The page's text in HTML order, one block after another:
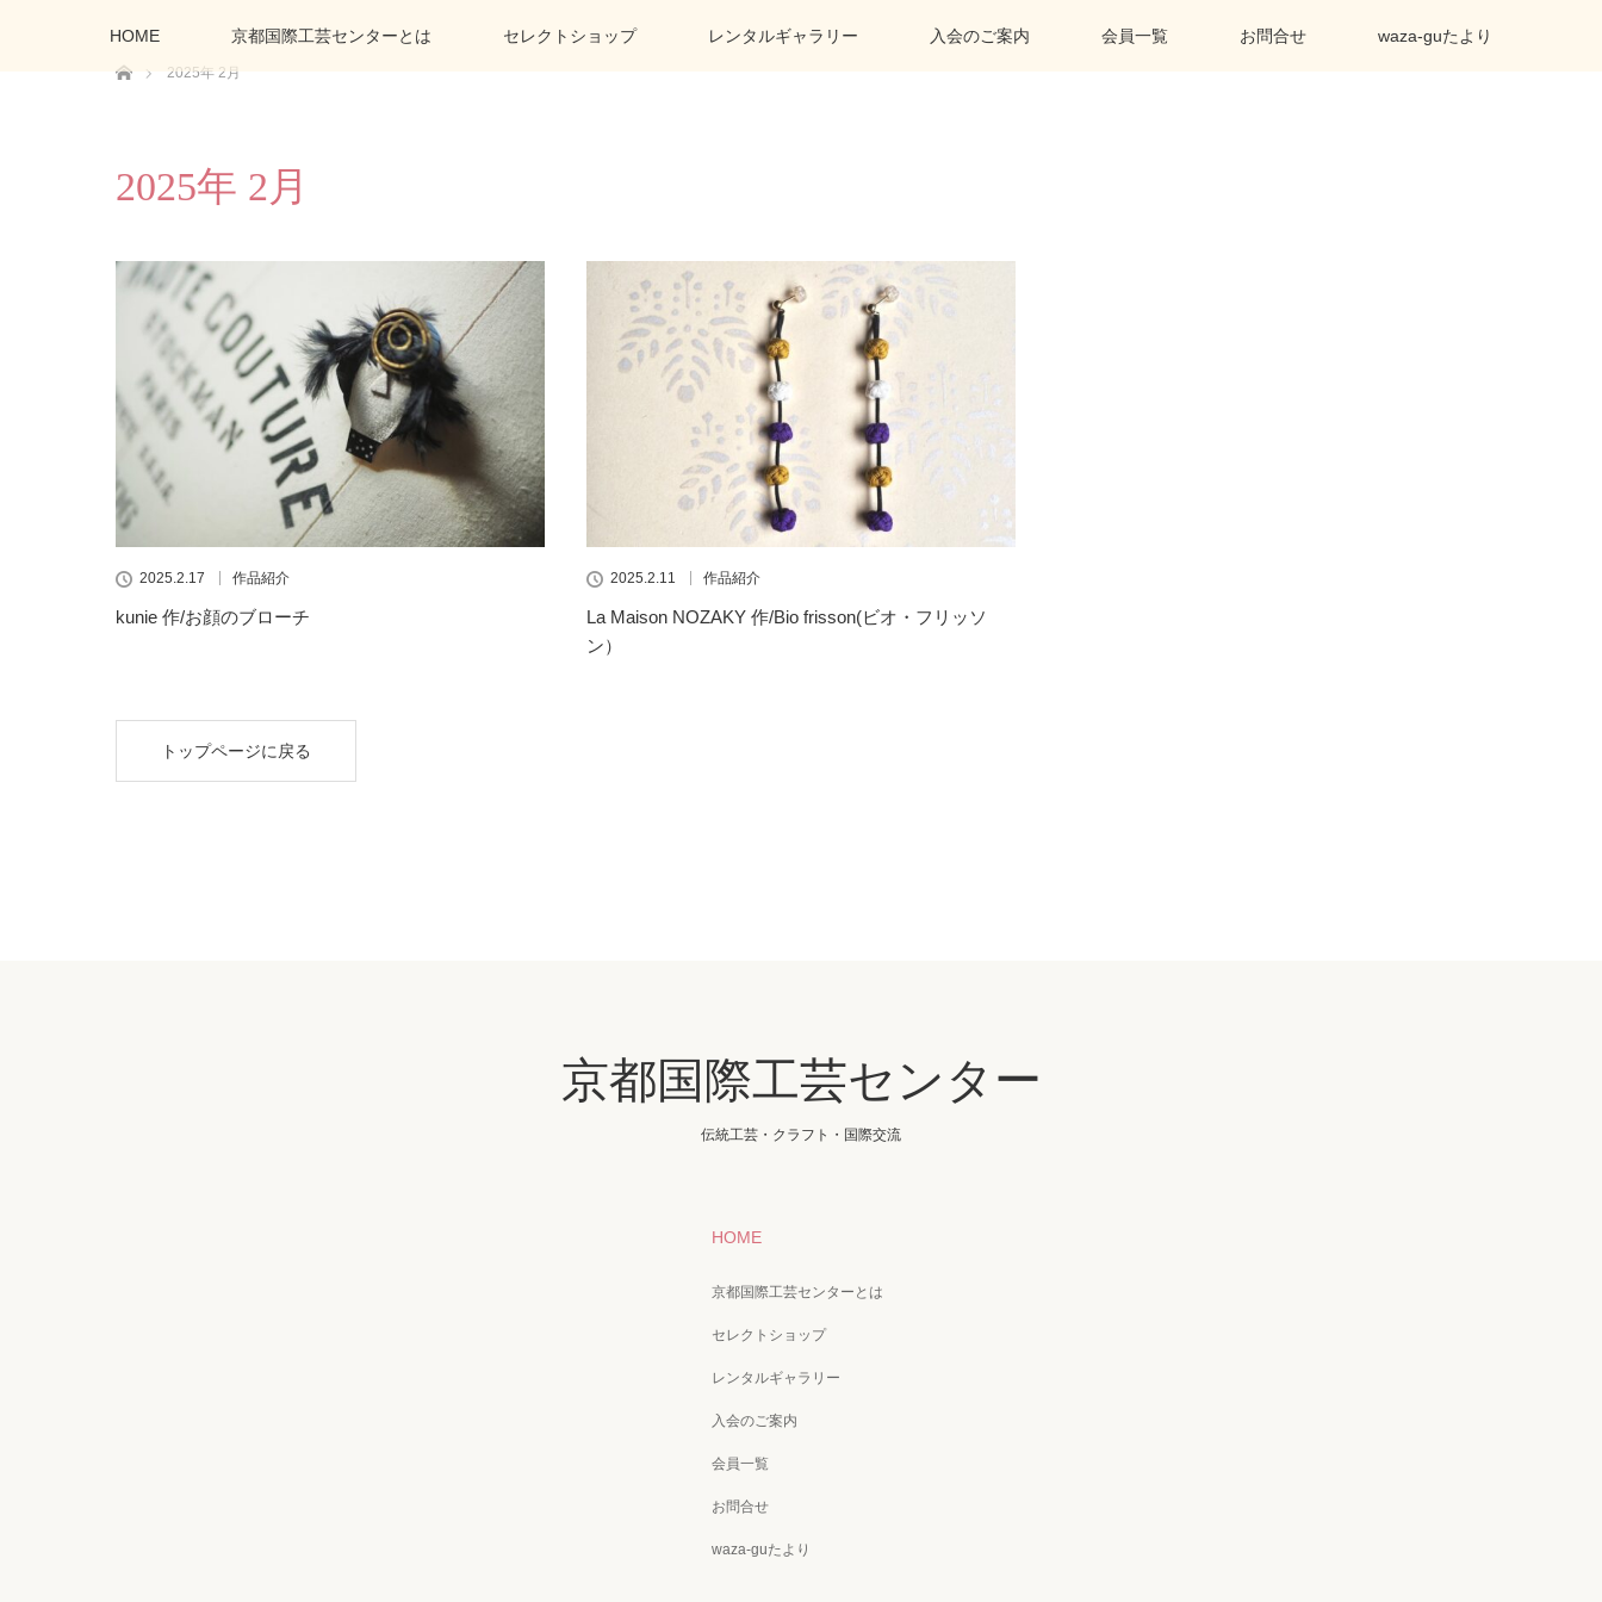
HOME 京都国際工芸センターとは セレクトショップ レンタルギャラリー 入会のご案内 会員一覧 お問合せ waza-guたより
ホーム
2025年 2月
2025年 2月
2025.2.17 作品紹介
kunie 作/お顔のブローチ
2025.2.11 作品紹介
La Maison NOZAKY 作/Bio frisson(ビオ・フリッソ
ン）
トップページに戻る
京都国際工芸センター
伝統工芸・クラフト・国際交流
HOME
京都国際工芸センターとは
セレクトショップ
レンタルギャラリー
入会のご案内
会員一覧
お問合せ
waza-guたより